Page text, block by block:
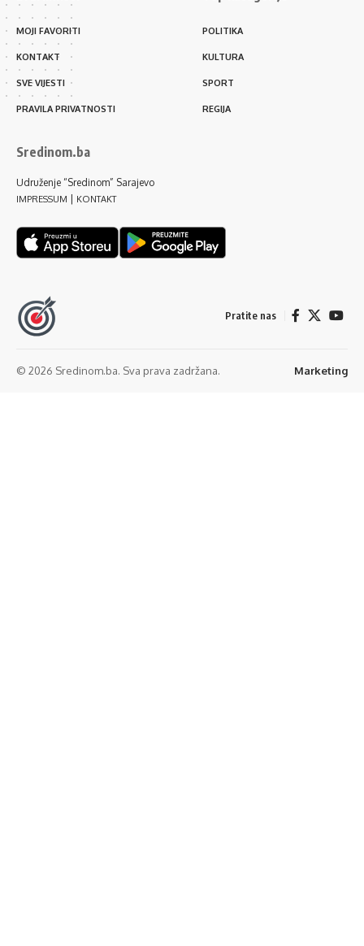
MOJI FAVORITI
KONTAKT
SVE VIJESTI
PRAVILA PRIVATNOSTI
POLITIKA
KULTURA
SPORT
REGIJA
Sredinom.ba
Udruženje “Sredinom” Sarajevo
IMPRESSUM KONTAKT
Pratite nas
© 2026 Sredinom.ba. Sva prava zadržana. Marketing